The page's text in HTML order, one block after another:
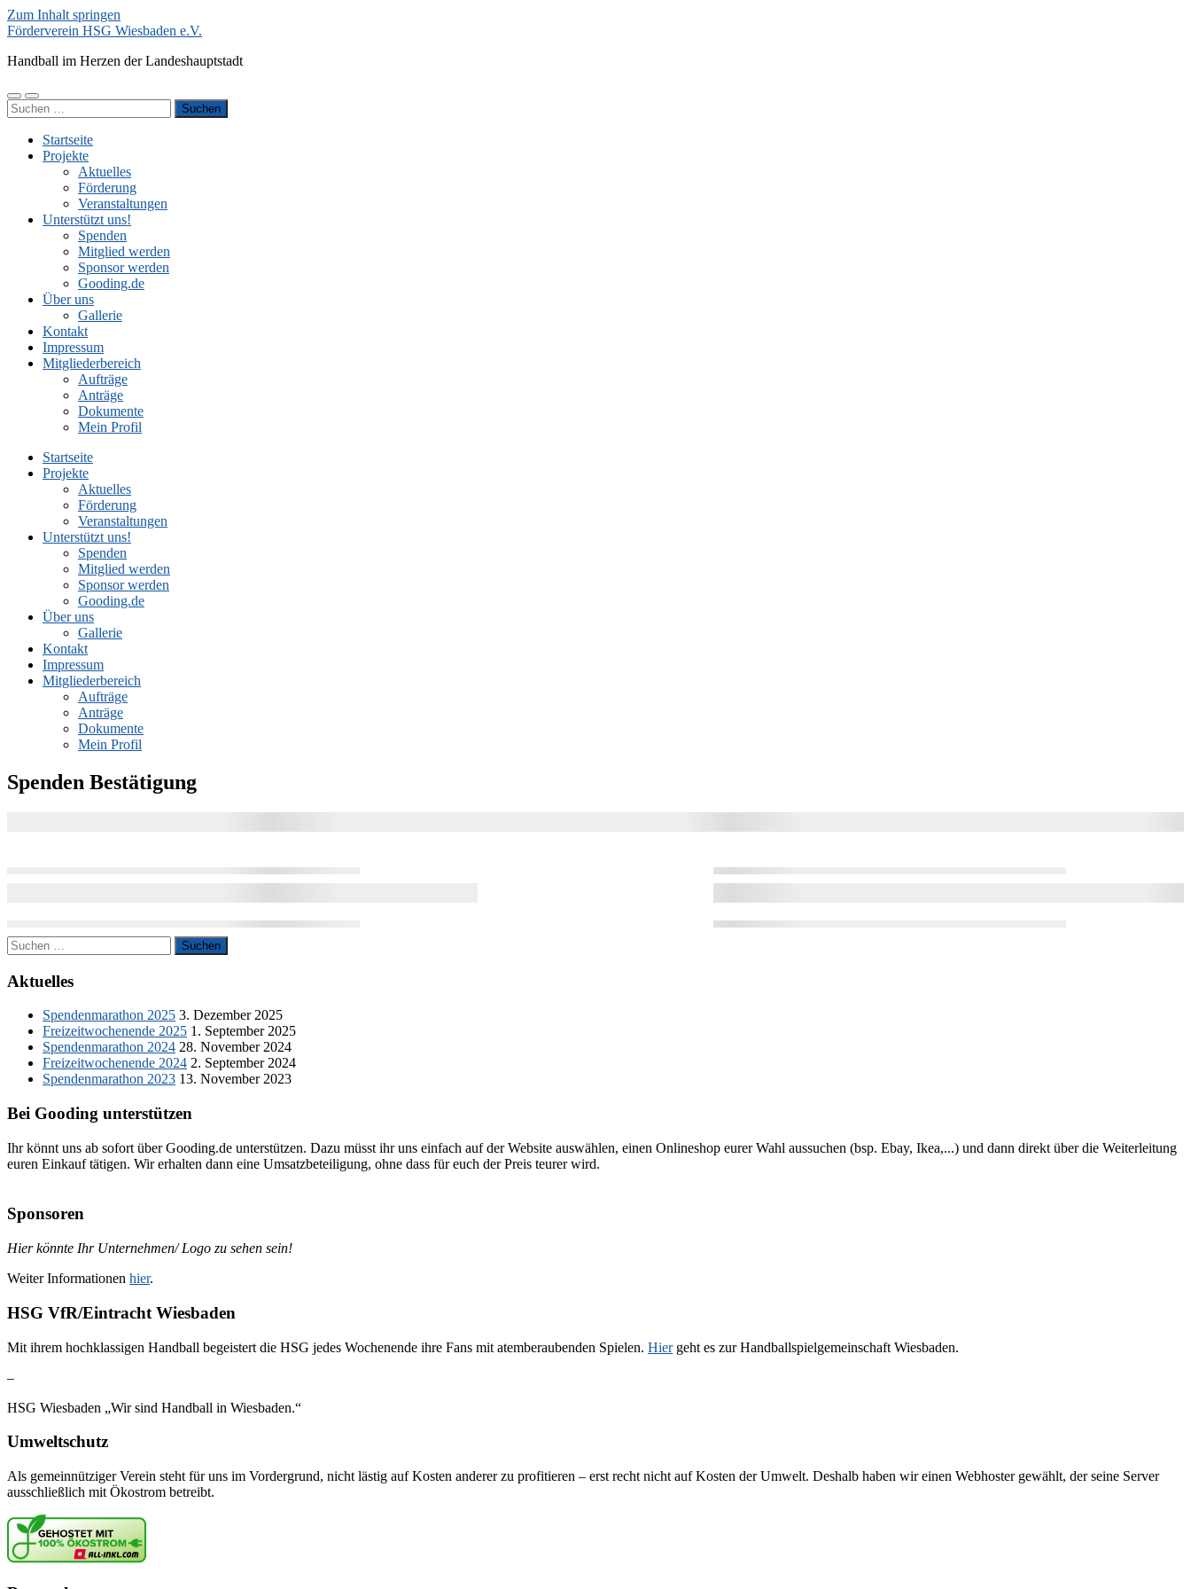
Zum Inhalt springen
Förderverein HSG Wiesbaden e.V.
Handball im Herzen der Landeshauptstadt
Mobile-
Menü
Suchfeld
ein-/ausblenden
Suchen
nach:
Startseite
Projekte
Aktuelles
Förderung
Veranstaltungen
Unterstützt uns!
Spenden
Mitglied werden
Sponsor werden
Gooding.de
Über uns
Gallerie
Kontakt
Impressum
Mitgliederbereich
Aufträge
Anträge
Dokumente
Mein Profil
Startseite
Projekte
Aktuelles
Förderung
Veranstaltungen
Unterstützt uns!
Spenden
Mitglied werden
Sponsor werden
Gooding.de
Über uns
Gallerie
Kontakt
Impressum
Mitgliederbereich
Aufträge
Anträge
Dokumente
Mein Profil
Spenden Bestätigung
Suchen
nach:
Aktuelles
Spendenmarathon 2025 3. Dezember 2025
Freizeitwochenende 2025 1. September 2025
Spendenmarathon 2024 28. November 2024
Freizeitwochenende 2024 2. September 2024
Spendenmarathon 2023 13. November 2023
Bei Gooding unterstützen
Ihr könnt uns ab sofort über Gooding.de unterstützen. Dazu müsst ihr uns einfach auf der Website auswählen, einen Onlineshop eurer Wahl aussuchen (bsp. Ebay, Ikea,...) und dann direkt über die Weiterleitung
euren Einkauf tätigen. Wir erhalten dann eine Umsatzbeteiligung, ohne dass für euch der Preis teurer wird.
Sponsoren
Hier könnte Ihr Unternehmen/ Logo zu sehen sein!
Weiter Informationen hier.
HSG VfR/Eintracht Wiesbaden
Mit ihrem hochklassigen Handball begeistert die HSG jedes Wochenende ihre Fans mit atemberaubenden Spielen. Hiergeht es zur Handballspielgemeinschaft Wiesbaden.
–
HSG Wiesbaden „Wir sind Handball in Wiesbaden.“
Umweltschutz
Als gemeinnütziger Verein steht für uns im Vordergrund, nicht lästig auf Kosten anderer zu profitieren – erst recht nicht auf Kosten der Umwelt. Deshalb haben wir einen Webhoster gewählt, der seine Server
ausschließlich mit Ökostrom betreibt.